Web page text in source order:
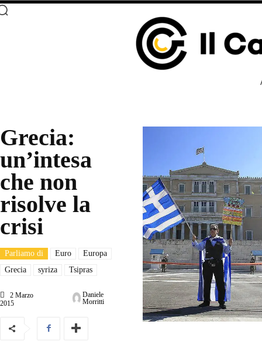
Grecia:
un’intesa
che non
risolve la
crisi
Parliamo di Euro
Europa
Grecia
syriza Tsipras
2 Marzo
2015
Daniele
Morritti